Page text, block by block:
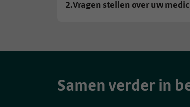
2.Vragen stellen over uw
Samen verder in